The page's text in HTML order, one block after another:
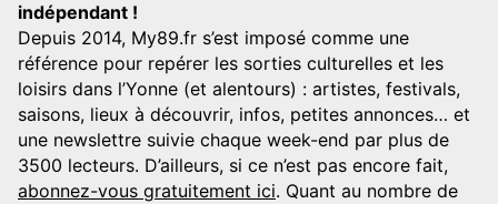
indépendant !
Depuis 2014, My89.fr s’est imposé comme une
référence pour repérer les sorties culturelles et les
loisirs dans l’Yonne (et alentours) : artistes, festivals,
saisons, lieux à découvrir, infos, petites annonces… et
une newslettre suivie chaque week-end par plus de
3500 lecteurs. D’ailleurs, si ce n’est pas encore fait,
abonnez-vous gratuitement ici. Quant au nombre de